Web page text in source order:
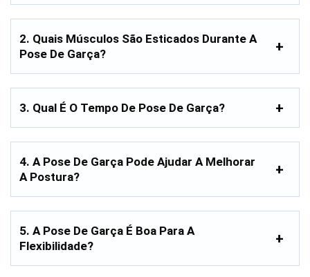
2. Quais Músculos São Esticados Durante A
Pose De Garça?
3. Qual É O Tempo De Pose De Garça?
4. A Pose De Garça Pode Ajudar A Melhorar
A Postura?
5. A Pose De Garça É Boa Para A
Flexibilidade?